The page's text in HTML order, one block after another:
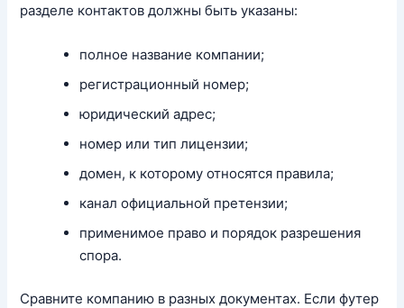
разделе контактов должны быть указаны:
полное название компании;
регистрационный номер;
юридический адрес;
номер или тип лицензии;
домен, к которому относятся правила;
канал официальной претензии;
применимое право и порядок разрешения
спора.
Сравните компанию в разных документах. Если футер